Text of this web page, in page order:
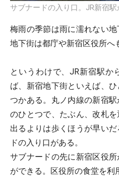
サブナードの入り口。JR新宿
梅雨の季節は雨に濡れない
地下街は都庁や新宿区役所へ
というわけで、JR新宿駅か
ば、新宿地下街といえば、
つかある。丸ノ内線の新宿
のひとつで、たぶん、改札
出るよりは歩くほうが早い
ドの入り口がある。
サブナードの先に新宿区役
ができる。区役所の食堂を利